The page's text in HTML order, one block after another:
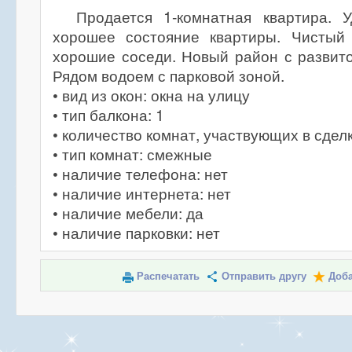
Продается 1-комнатная квартира.
хорошее состояние квартиры. Чистый
хорошие соседи. Новый район с
Рядом водоем с парковой зоной.
• вид из окон: окна на улицу
• тип балкона: 1
• количество комнат, участвующих в
• тип комнат: смежные
• наличие телефона: нет
• наличие интернета: нет
• наличие мебели: да
• наличие парковки: нет
Распечатать Отправить другу